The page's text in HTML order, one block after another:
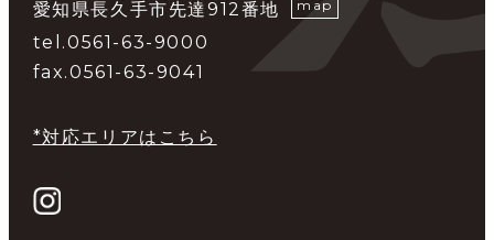
愛知県長久手市先達912番地
map
tel.0561-63-9000
fax.0561-63-9041
*対応エリアはこちら